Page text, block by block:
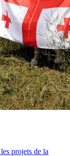
projets de la